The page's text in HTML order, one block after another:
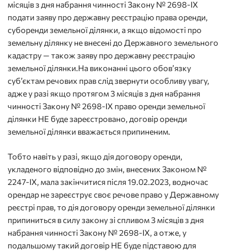
місяців з дня набрання чинності Закону № 2698-ІХ
подати заяву про державну реєстрацію права оренди,
суборенди земельної ділянки, а якщо відомості про
земельну ділянку не внесені до Державного земельного
кадастру — також заяву про державну реєстрацію
земельної ділянки.На виконанні цього обов’язку
суб’єктам речових прав слід звернути особливу увагу,
адже у разі якщо протягом 3 місяців з дня набрання
чинності Закону № 2698-ІХ право оренди земельної
ділянки НЕ буде зареєстровано, договір оренди
земельної ділянки вважається припиненим.
Тобто навіть у разі, якщо дія договору оренди,
укладеного відповідно до змін, внесених Законом №
2247-ІХ, мала закінчитися після 19.02.2023, водночас
орендар не зареєструє своє речове право у Державному
реєстрі прав, то дія договору оренди земельної ділянки
припиниться в силу закону зі спливом 3 місяців з дня
набрання чинності Закону № 2698-ІХ, а отже, у
подальшому такий договір НЕ буде підставою для